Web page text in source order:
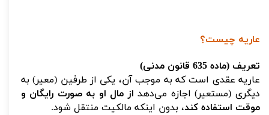
عاریه چیست؟
تعریف (ماده 635 قانون مدنی)
عاریه عقدی است که به موجب آن، یکی از طرفین (معیر) به
دیگری (مستعیر) اجازه می‌دهد از مال او به صورت رایگان و
موقت استفاده کند، بدون اینکه مالکیت منتقل شود.